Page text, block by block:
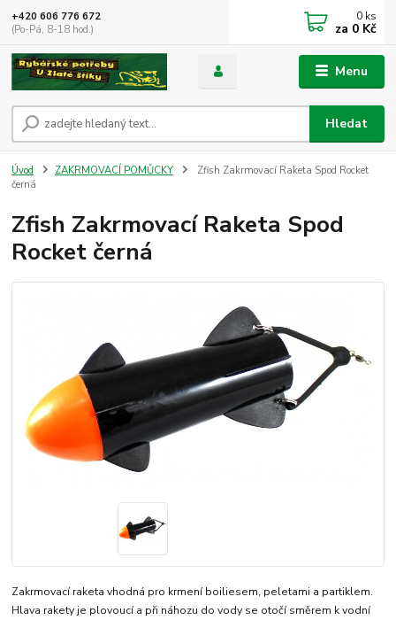
Menu
Hledat
+420 606 776 672
(Po-Pá, 8-18 hod.)
0 ks
za 0 Kč
Úvod ZAKRMOVACÍ POMŮCKY
Zfish Zakrmovací Raketa Spod Rocket
černá
Zfish Zakrmovací Raketa Spod
Rocket černá
Zakrmovací raketa vhodná pro krmení boiliesem, peletami a partiklem.
Hlava rakety je plovoucí a při náhozu do vody se otočí směrem k vodní